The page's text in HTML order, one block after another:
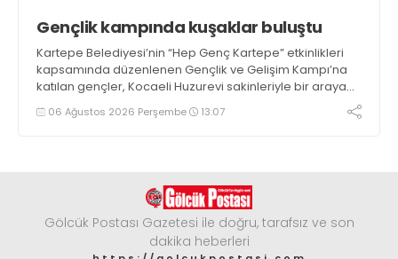
Gençlik kampında kuşaklar buluştu
Kartepe Belediyesi’nin “Hep Genç Kartepe” etkinlikleri
kapsamında düzenlenen Gençlik ve Gelişim Kampı’na
katılan gençler, Kocaeli Huzurevi sakinleriyle bir araya
geldi06 Ağustos 2026 Perşembe 13:07
Gölcük Postası Gazetesi ile doğru, tarafsız ve son
dakika heberleri